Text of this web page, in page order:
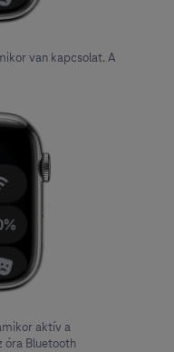
van kapcsolat. A
aktív a
óra Bluetooth